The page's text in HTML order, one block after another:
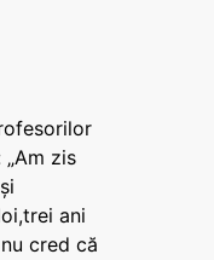
zis
ani
cred că